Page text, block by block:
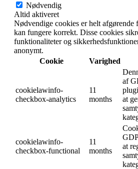
Nødvendig
Altid aktiveret
Nødvendige cookies er helt afgørende
kan fungere korrekt. Disse cookies
funktionaliteter og
anonymt.
Cookie
Varighed
cookielawinfo-
checkbox-analytics
11
months
af
at
cookielawinfo-
checkbox-functional
11
months
at